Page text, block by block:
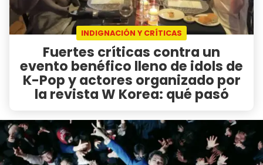
INDIGNACIÓN Y CRÍTICAS
Fuertes críticas contra un
evento benéfico lleno de idols de
K-Pop y actores organizado por
la revista W Korea: qué pasó